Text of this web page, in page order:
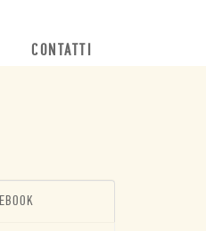
CONTATTI
EBOOK